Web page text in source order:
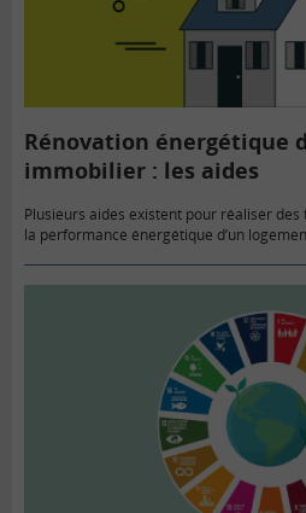
Rénovation énergétique
immobilier : les aides
Plusieurs aides existent pour réaliser
la performance énergétique d’un